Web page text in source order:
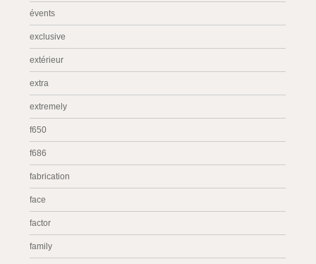
évents
exclusive
extérieur
extra
extremely
f650
f686
fabrication
face
factor
family